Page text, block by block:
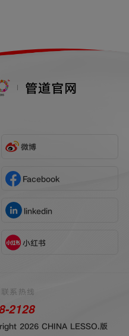
迭代升级，联塑给水用
管道官网
微博
Facebook
linkedin
小红书
2026 CHINA LESSO.版
系热线
2128